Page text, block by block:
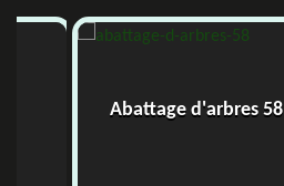
Abattage d'arbres 58